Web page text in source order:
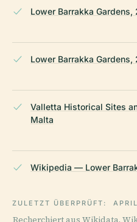
Lower Barrakka
Lower Barrakka
Valletta Historical Sites
Malta
Wikipedia — Lower
ZULETZT ÜBERPRÜFT:
Recherchiert aus Wikidata,